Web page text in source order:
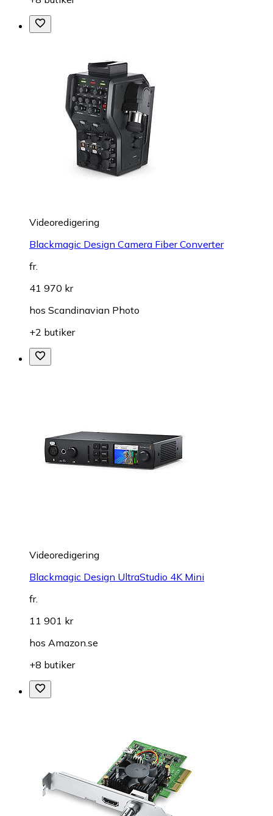
Videoredigering
Blackmagic Design Camera Fiber Converter
fr.
41 970 kr
hos Scandinavian Photo
+2 butiker
Videoredigering
Blackmagic Design UltraStudio 4K Mini
fr.
11 901 kr
hos Amazon.se
+8 butiker